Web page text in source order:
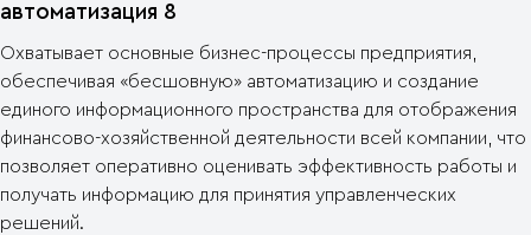
автоматизация 8
Охватывает основные бизнес-процессы предприятия,
обеспечивая «бесшовную» автоматизацию и создание
единого информационного пространства для отображения
финансово-хозяйственной деятельности всей компании, что
позволяет оперативно оценивать эффективность работы и
получать информацию для принятия управленческих
решений.